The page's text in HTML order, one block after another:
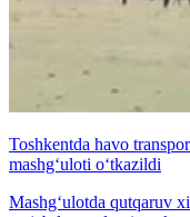
Toshkentda havo
mashg‘uloti o‘tkazildi
Mashg‘ulotda qutqaruv